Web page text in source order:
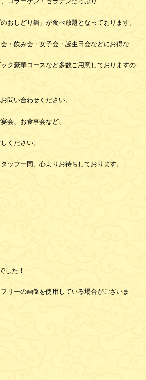
おしどり鍋」が食べ放題となっております。
・飲み会・女子会・誕生日会などにお得な
ク豪華コースなど多数ご用意しておりますの
問い合わせください。
会、お食事会など、
ください。
ッフ一同、心よりお待ちしております。
した！
リーの画像を使用している場合がございま